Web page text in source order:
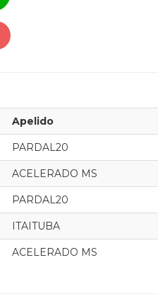
Apelido
PARDAL20
ACELERADO MS
PARDAL20
ITAITUBA
ACELERADO MS